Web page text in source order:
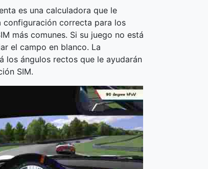
es una calculadora que le
configuración correcta para los
más comunes. Si su juego no está
el campo en blanco. La
los ángulos rectos que le ayudarán
SIM.